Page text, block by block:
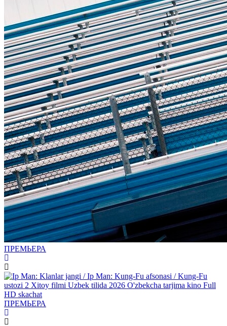
ПРЕМЬЕРА
ПРЕМЬЕРА